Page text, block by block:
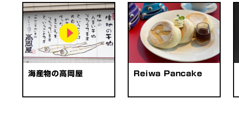
海産物の高岡屋 Reiwa Pancake